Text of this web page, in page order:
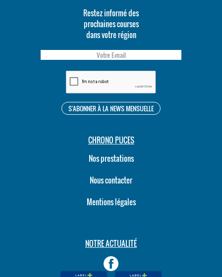
Restez informé des
prochaines courses
dans votre région
CHRONO PUCES
Nos prestations
Nous contacter
Mentions légales
NOTRE ACTUALITÉ